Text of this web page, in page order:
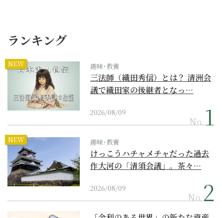
ランキング
NEW 趣味･教養
三法師（織田秀信）とは？ 清洲会
議で織田家の後継者となっ…
2026/08/09
No.
NEW 趣味･教養
けっこうハチャメチャだった過去
作大河の「清須会議」。茶々…
2026/08/09
No.